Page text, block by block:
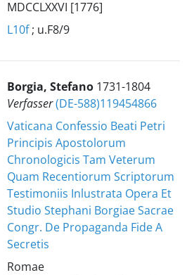
MDCCLXXVI [1776]
L10f; u.F8/9
Borgia, Stefano 1731-1804
Verfasser(DE-588)119454866
Vaticana Confessio Beati Petri
Principis Apostolorum
Chronologicis Tam Veterum
Quam Recentiorum Scriptorum
Testimoniis Inlustrata Opera Et
Studio Stephani Borgiae Sacrae
Congr. De Propaganda Fide A
Secretis
Romae